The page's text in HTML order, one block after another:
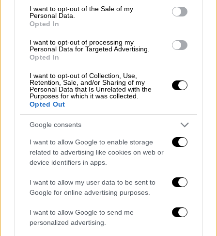
consent section.
I want to opt-out of the Sale of my
Personal Data.
Opted In
I want to opt-out of processing my
Personal Data for Targeted Advertising.
Opted In
I want to opt-out of Collection, Use,
Retention, Sale, and/or Sharing of my
Personal Data that Is Unrelated with the
Purposes for which it was collected.
Opted Out
Google consents
I want to allow Google to enable storage
related to advertising like cookies on web or
device identifiers in apps.
I want to allow my user data to be sent to
Google for online advertising purposes.
I want to allow Google to send me
personalized advertising.
Lifestyle|25.05.2026 13:40
Στον καρκίνο δεν υπάρχουν «νικητές»
και «ηττημένοι», αλλά άνθρωποι που
παλεύουν όπως μπορούν, όσο μπορούν
Μητέρα, σύζυγος, γυναίκα με έντονη
παρουσία και ευαισθησία, η Γωγώ